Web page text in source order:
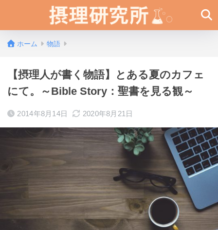
ホーム 物語
【摂理人が書く物語】とある夏のカフェ
にて。～Bible Story：聖書を見る観～
2014年8月14日 2020年8月21日